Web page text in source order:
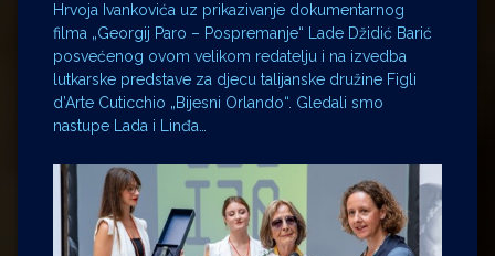
Hrvoja Ivankovića uz prikazivanje dokumentarnog
filma „Georgij Paro – Pospremanje“ Lade Džidić Barić
posvećenog ovom velikom redatelju i na izvedba
lutkarske predstave za djecu talijanske družine Figli
d’Arte Cuticchio „Bijesni Orlando“. Gledali smo
nastupe Lada i Linđa…